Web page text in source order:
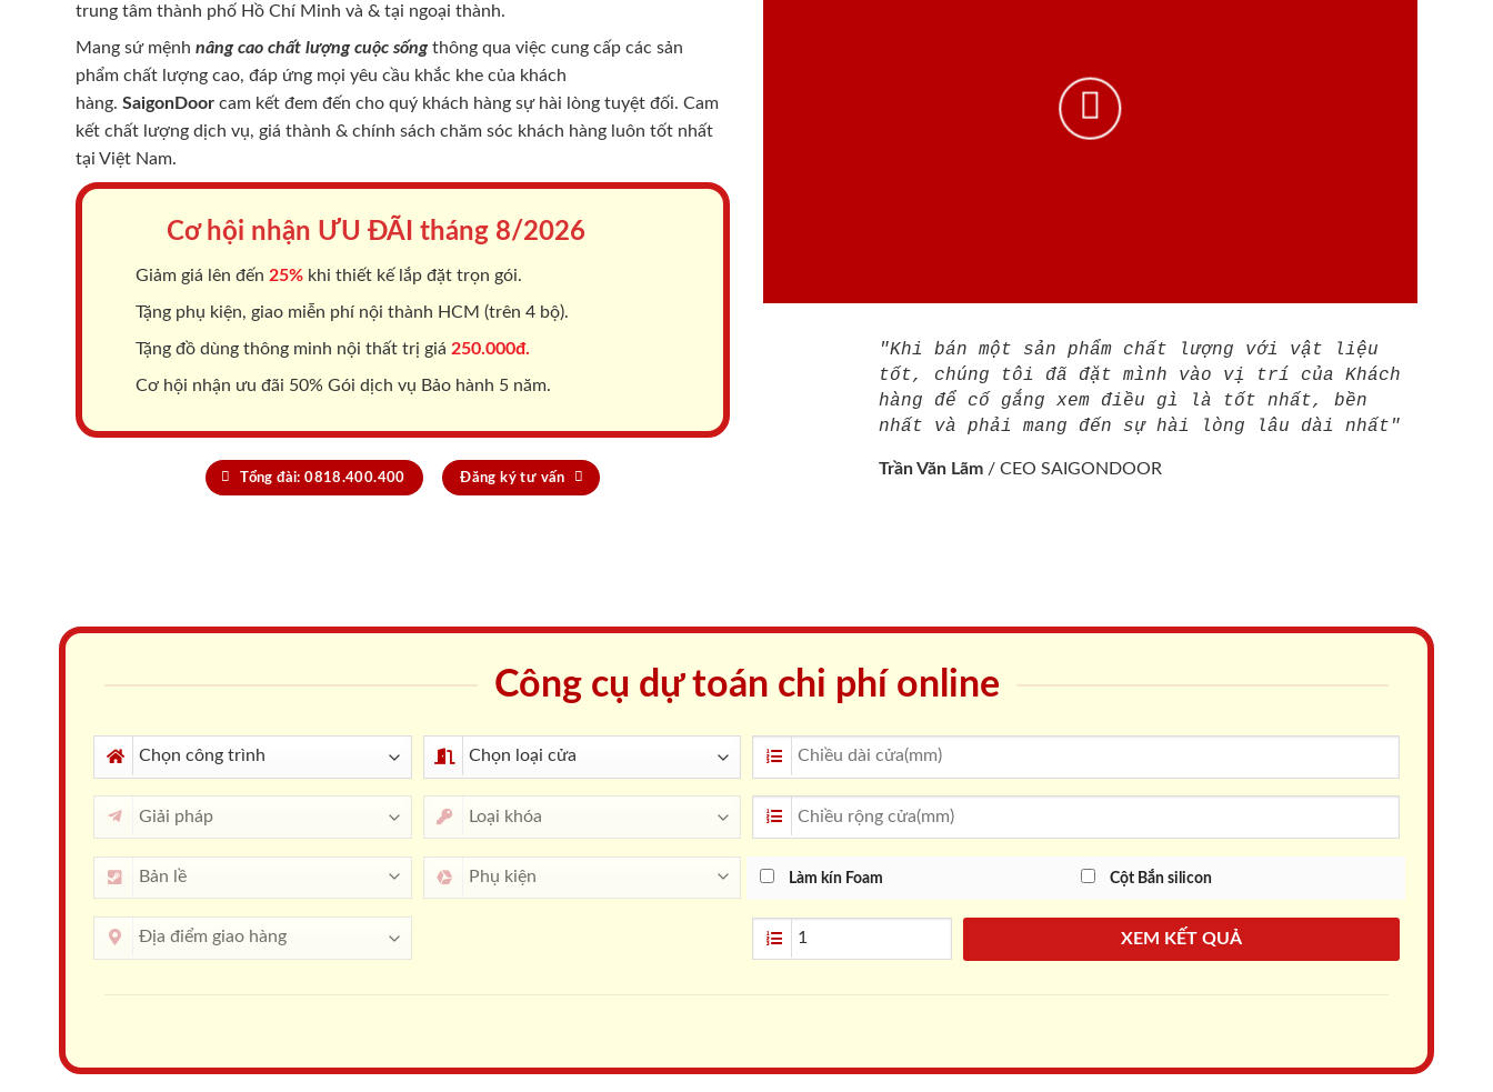
trung tâm thành phố Hồ Chí Minh và & tại ngoại thành.
Mang sứ mệnh nâng cao chất lượng cuộc sốngthông qua việc cung cấp các sản
phẩm chất lượng cao, đáp ứng mọi yêu cầu khắc khe của khách
hàng. SaigonDoor cam kết đem đến cho quý khách hàng sự hài lòng tuyệt đối. Cam
kết chất lượng dịch vụ, giá thành & chính sách chăm sóc khách hàng luôn tốt nhất
tại Việt Nam.
Cơ hội nhận ƯU ĐÃI tháng 8/2026
Giảm giá lên đến 25% khi thiết kế lắp đặt trọn gói.
Tặng phụ kiện, giao miễn phí nội thành HCM (trên 4 bộ).
Tặng đồ dùng thông minh nội thất trị giá 250.000đ.
Cơ hội nhận ưu đãi 50% Gói dịch vụ Bảo hành 5 năm.
Tổng đài: 0818.400.400 Đăng ký tư vấn
"Khi bán một sản phẩm chất lượng với vật liệu
tốt, chúng tôi đã đặt mình vào vị trí của Khách
hàng để cố gắng xem điều gì là tốt nhất, bền
nhất và phải mang đến sự hài lòng lâu dài nhất"
Trần Văn Lãm / CEO SAIGONDOOR
Công cụ dự toán chi phí online
Làm kín Foam Cột Bắn silicon
XEM KẾT QUẢ